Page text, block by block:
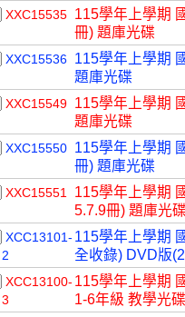
XXC15535 115學年上學期
冊) 題庫光碟
XXC15536 115學年上學期
題庫光碟
XXC15549 115學年上學期
題庫光碟
XXC15550 115學年上學期
冊) 題庫光碟
XXC15551
115學年上學期
5.7.9冊) 題庫光
XCC13101-
2
115學年上學期
全收錄) DVD版
XCC13100-
3
115學年上學期
1-6年級 教學光